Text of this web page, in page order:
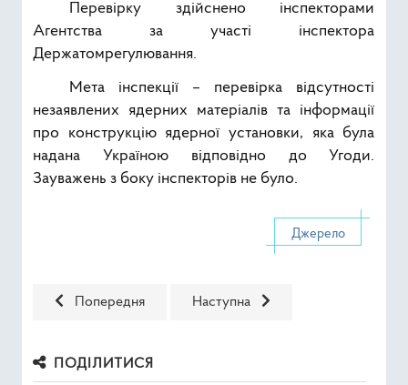
Перевірку здійснено інспекторами
Агентства за участі інспектора
Держатомрегулювання.
Мета інспекції – перевірка відсутності
незаявлених ядерних матеріалів та інформації
про конструкцію ядерної установки, яка була
надана Україною відповідно до Угоди.
Зауважень з боку інспекторів не було.
Попередня стаття: Застосування ЗРДЕС в системі
Попередня Наступна стаття: В Інституті
Наступна
Джерело
ПОДІЛИТИСЯ